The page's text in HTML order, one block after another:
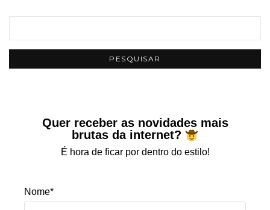
Quer receber as novidades mais
brutas da internet?
É hora de ficar por dentro do estilo!
Nome*